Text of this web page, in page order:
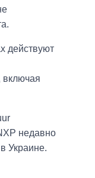
действуют
включая
недавно
Украине.